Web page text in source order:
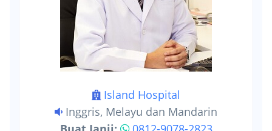
Island Hospital
Inggris, Melayu dan Mandarin